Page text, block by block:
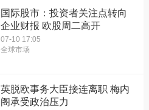
国际股市：投资者关注点转向
企业财报 欧股周二高开
07-10 17:05
全球市场
英脱欧事务大臣接连离职 梅内
阁承受政治压力